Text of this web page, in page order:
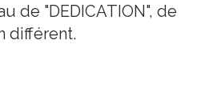
de "DEDICATION", de
différent.